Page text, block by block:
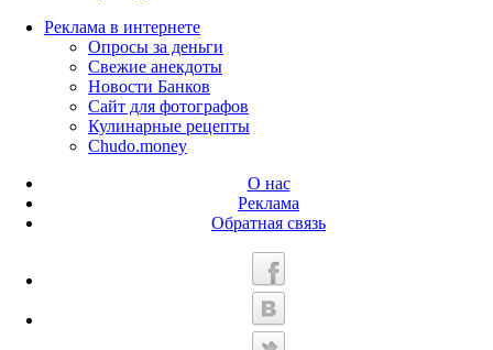
Реклама в интернете
Опросы за деньги
Свежие анекдоты
Новости Банков
Сайт для фотографов
Кулинарные рецепты
Chudo.money
О нас
Реклама
Обратная связь